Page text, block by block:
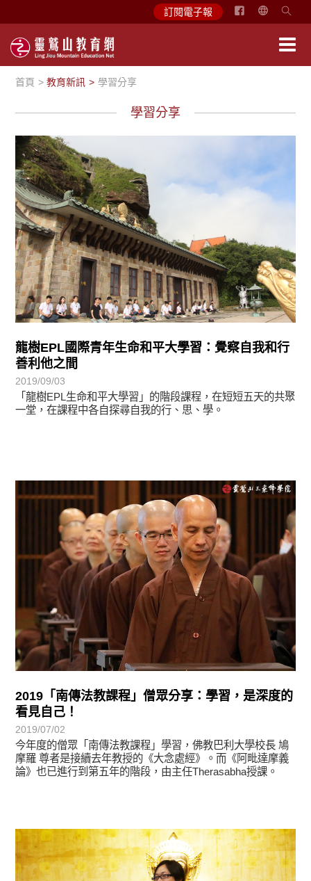
訂閱電子報
简
首頁 教育新訊 學習分享
學習分享
龍樹EPL國際青年生命和平大學習：覺察自我和行
善利他之間
2019/09/03
「龍樹EPL生命和平大學習」的階段課程，在短短五天的共聚
一堂，在課程中各自探尋自我的行、思、學。
2019「南傳法教課程」僧眾分享：學習，是深度的
看見自己！
2019/07/02
今年度的僧眾「南傳法教課程」學習，佛教巴利大學校長 鳩
摩羅 尊者是接續去年教授的《大念處經》。而《阿毗達摩義
論》也已進行到第五年的階段，由主任Therasabha授課。
學習分享
學習分享